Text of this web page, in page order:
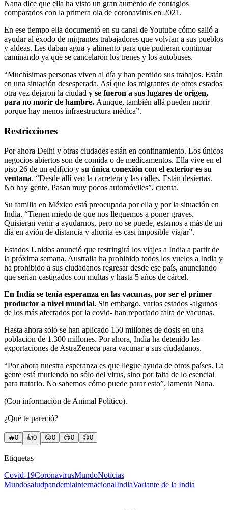
Nana dice que ella ha visto un gran aumento de contagios
comparados con la primera ola de coronavirus en 2021.
En ese tiempo ella documentó en su canal de Youtube cómo salió a
ayudar al éxodo de migrantes trabajadores que volvían a sus pueblos
y aldeas. Les daban agua y alimento para que pudieran continuar
caminando ya que se cancelaron los trenes y los autobuses.
“Muchísimas personas viven al día y han perdido sus trabajos. Están
en una situación desesperada. Así que los migrantes de otros estados
otra vez dejaron la ciudad y se fueron a sus lugares de origen,
para no morir de hambre. Aunque, también allá pueden morir
porque hay menos infraestructura médica”.
Restricciones
Por ahora Delhi y otras ciudades están en confinamiento. Los únicos
negocios abiertos son de comida o de medicamentos. Ella vive en el
piso 26 de un edificio y su única conexión con el exterior es su
ventana. “Desde allí veo la carretera y las calles. Están desiertas.
No hay gente. Pasan muy pocos automóviles”, cuenta.
Su familia en México está preocupada por ella y por la situación en
India. “Tienen miedo de que nos lleguemos a poner graves.
Quisieran venir a ayudarnos, pero no se puede, estamos a más de un
día en avión de distancia y ahorita es casi imposible viajar”.
Estados Unidos anunció que restringirá los viajes a India a partir de
la próxima semana. Australia ha prohibido todos los vuelos a India y
ha prohibido a sus ciudadanos regresar desde ese país, anunciando
que serían castigados con multas y hasta 5 años de cárcel.
En India se tenía esperanza en las vacunas, por ser el primer
productor a nivel mundial. Sin embargo, varios estados -algunos
de los más afectados por la covid- han reportado falta de vacunas.
Hasta ahora solo se han aplicado 150 millones de dosis en una
población de 1.300 millones. Por ahora, India ha detenido las
exportaciones de AstraZeneca para vacunar a sus ciudadanos.
“Por ahora nuestra esperanza es que llegue ayuda de otros países. La
gente está muriendo no sólo del virus, sino por falta de lo esencial
para tratarlo. No sabemos cómo puede parar esto”, lamenta Nana.
(Con información de Animal Político).
¿Qué te pareció?
🔥0 👍0 😲0 😢0 😠0
Etiquetas
Covid-19CoronavirusMundoNoticias
MundosaludpandemiainternacionalIndiaVariante de la India